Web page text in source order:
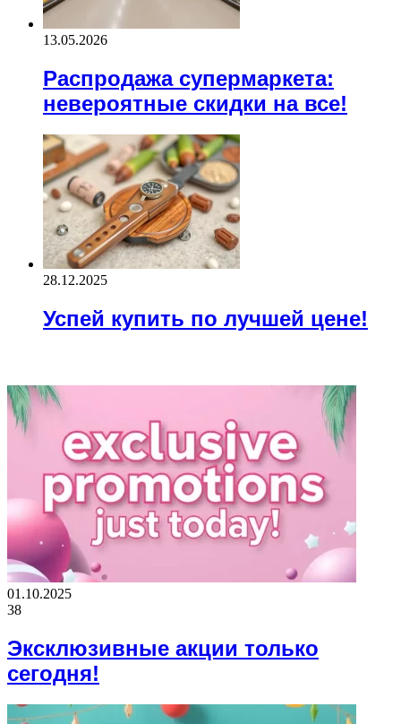
13.05.2026
Распродажа супермаркета:
невероятные скидки на все!
28.12.2025
Успей купить по лучшей цене!
01.10.2025
38
Эксклюзивные акции только
сегодня!